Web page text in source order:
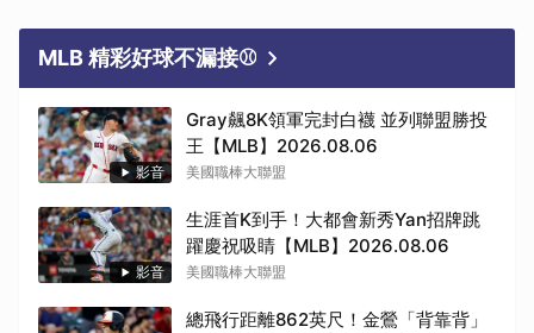
MLB 精彩好球不漏接⚾
影音
Gray飆8K領軍完封白襪 並列聯盟勝投
王【MLB】2026.08.06
美國職棒大聯盟
影音
生涯首K到手！大都會新秀Yan招牌跳
躍慶祝吸睛【MLB】2026.08.06
美國職棒大聯盟
總飛行距離862英尺！金鶯「背靠背」
取消